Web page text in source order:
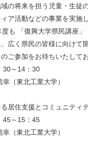
の将来を担う児童・生徒
ア活動などの事業を実施
度も 「復興大学県民講座」
広く県民の皆様に向けて
ご参加をお待ちいたしてお
～14：30
（東北工業大学）
る居住支援とコミュニティ
～15：45
（東北工業大学）